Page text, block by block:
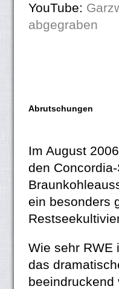
YouTube:
abgegraben
Abrutschungen
Im August
den
ein besonders
Wie sehr RWE
das
beeindruckend